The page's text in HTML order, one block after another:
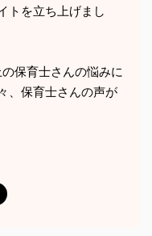
トを立ち上げまし
保育士さんの悩みに
、保育士さんの声が